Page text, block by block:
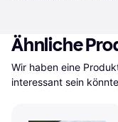
Ähnliche
Wir haben eine
interessant sein